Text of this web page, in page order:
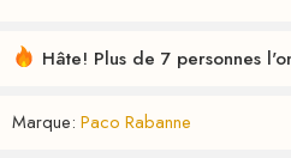
Hâte! Plus de 7 personnes
Marque: Paco Rabanne